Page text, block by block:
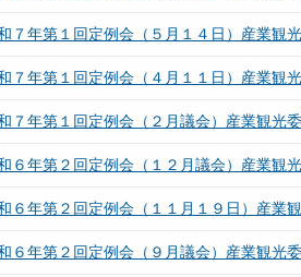
７年第１回定例会（５月１４日）産業観
７年第１回定例会（４月１１日）産業観
７年第１回定例会（２月議会）産業観光
６年第２回定例会（１２月議会）産業観
６年第２回定例会（１１月１９日）産業
６年第２回定例会（９月議会）産業観光